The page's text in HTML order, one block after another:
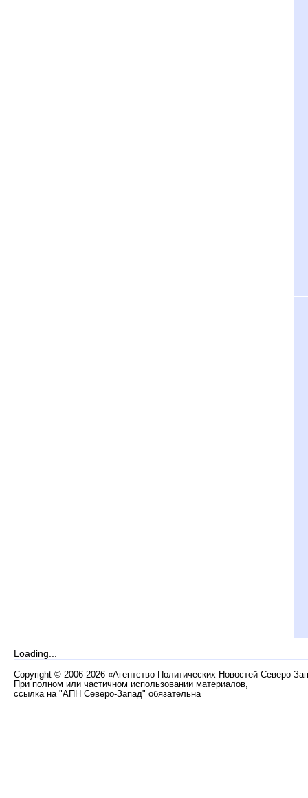
Loading...
Copyright © 2006-2026 «Агентство Политических Новостей Северо-
При полном или частичном использовании материалов,
ссылка на "АПН Северо-Запад" обязательна